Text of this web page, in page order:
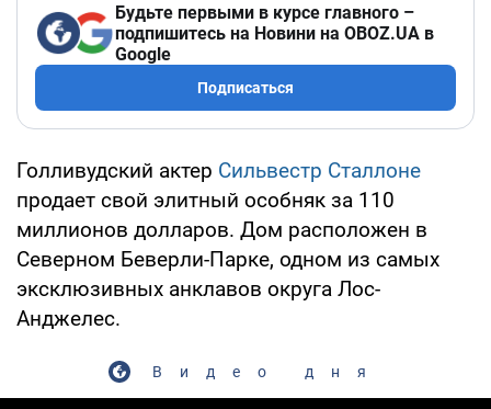
Будьте первыми в курсе главного –
подпишитесь на Новини на OBOZ.UA в
Google
Подписаться
Голливудский актер Сильвестр Сталлоне
продает свой элитный особняк за 110
миллионов долларов. Дом расположен в
Северном Беверли-Парке, одном из самых
эксклюзивных анклавов округа Лос-
Анджелес.
Видео дня